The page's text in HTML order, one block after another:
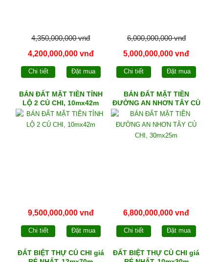
4,350,000,000 vnđ
4,200,000,000 vnđ
Chi tiết Đặt mua
6,000,000,000 vnđ
5,000,000,000 vnđ
Chi tiết Đặt mua
BÁN ĐẤT MẶT TIỀN TỈNH
LỘ 2 CỦ CHI, 10mx42m
9,500,000,000 vnđ
Chi tiết Đặt mua
BÁN ĐẤT MẶT TIỀN
ĐƯỜNG AN NHƠN TÂY CỦ
CHI, 30mx25m
6,800,000,000 vnđ
Chi tiết Đặt mua
ĐẤT BIỆT THỰ CỦ CHI giá
ĐẤT BIỆT THỰ CỦ CHI giá